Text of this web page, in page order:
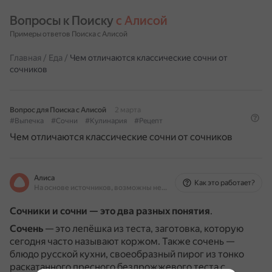
Вопросы к Поиску с Алисой
Примеры ответов Поиска с Алисой
Главная / Еда / Чем отличаются классические сочни от
сочников
Вопрос для Поиска с Алисой
2 марта
#Выпечка
#Сочни #Кулинария #Рецепт
Чем отличаются классические сочни от сочников
Алиса
На основе источников, возможны неточности
Как это работает?
Сочники и сочни — это два разных понятия.
Сочень — это лепёшка из теста, заготовка, которую
сегодня часто называют коржом. Также сочень —
блюдо русской кухни, своеобразный пирог из тонко
раскатанного пресного бездрожжевого теста с